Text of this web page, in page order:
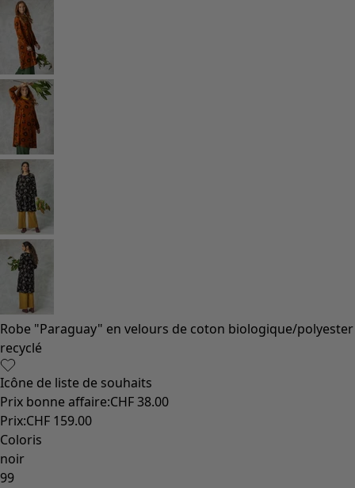
Robe "Paraguay" en velours de coton biologique/polyester
recyclé
Icône de liste de souhaits
Prix bonne affaire:CHF 38.00
Prix:CHF 159.00
Coloris
noir
99